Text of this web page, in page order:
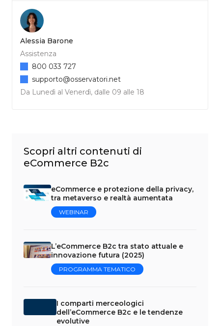
Alessia Barone
Assistenza
Da Lunedì al Venerdì, dalle 09 alle 18
800 033 727
supporto@osservatori.net
Scopri altri contenuti di
eCommerce B2c
eCommerce e protezione della privacy,
tra metaverso e realtà aumentata
WEBINAR
L’eCommerce B2c tra stato attuale e
innovazione futura (2025)
PROGRAMMA TEMATICO
I comparti merceologici
dell’eCommerce B2c e le tendenze
evolutive